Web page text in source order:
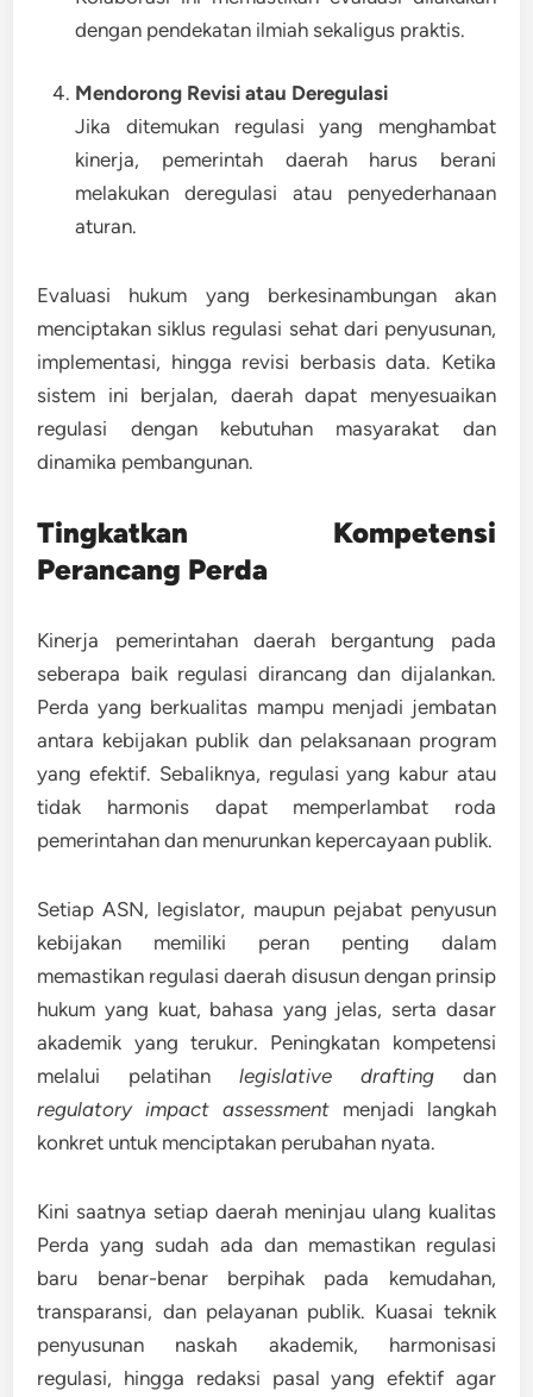
dengan pendekatan ilmiah sekaligus praktis.
Mendorong Revisi atau Deregulasi
Jika ditemukan regulasi yang menghambat
kinerja, pemerintah daerah harus berani
melakukan deregulasi atau penyederhanaan
aturan.
Evaluasi hukum yang berkesinambungan akan
menciptakan siklus regulasi sehat dari penyusunan,
implementasi, hingga revisi berbasis data. Ketika
sistem ini berjalan, daerah dapat menyesuaikan
regulasi dengan kebutuhan masyarakat dan
dinamika pembangunan.
Tingkatkan Kompetensi
Perancang Perda
Kinerja pemerintahan daerah bergantung pada
seberapa baik regulasi dirancang dan dijalankan.
Perda yang berkualitas mampu menjadi jembatan
antara kebijakan publik dan pelaksanaan program
yang efektif. Sebaliknya, regulasi yang kabur atau
tidak harmonis dapat memperlambat roda
pemerintahan dan menurunkan kepercayaan publik.
Setiap ASN, legislator, maupun pejabat penyusun
kebijakan memiliki peran penting dalam
memastikan regulasi daerah disusun dengan prinsip
hukum yang kuat, bahasa yang jelas, serta dasar
akademik yang terukur. Peningkatan kompetensi
melalui pelatihan legislative draftingdan
regulatory impact assessment menjadi langkah
konkret untuk menciptakan perubahan nyata.
Kini saatnya setiap daerah meninjau ulang kualitas
Perda yang sudah ada dan memastikan regulasi
baru benar-benar berpihak pada kemudahan,
transparansi, dan pelayanan publik. Kuasai teknik
penyusunan naskah akademik, harmonisasi
regulasi, hingga redaksi pasal yang efektif agar